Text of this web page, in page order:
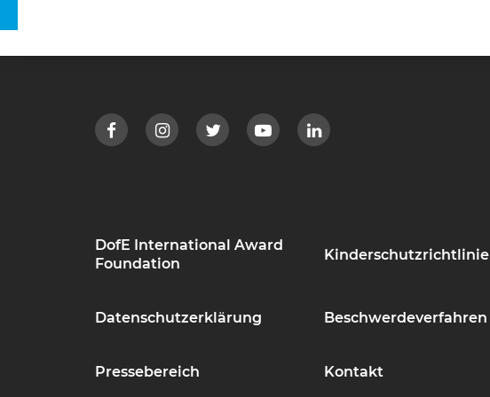
DofE International Award
Foundation
Kinderschutzrichtlinie
Datenschutzerklärung Beschwerdeverfahren
Pressebereich Kontakt